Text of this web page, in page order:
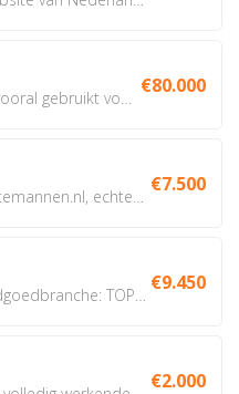
€80.000
€7.500
€9.450
€2.000